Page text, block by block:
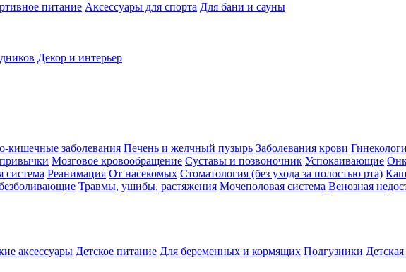
питание Аксессуары для спорта Для бани и сауны
Декор и интерьер
кишечные заболевания Печень и желчный пузырь Заболевания крови
Мозговое кровообращение Суставы и позвоночник Успокаивающие
система Реанимация От насекомых Стоматология (без ухода за полостью рта)
Травмы, ушибы, растяжения Мочеполовая система Венозная
аксессуары Детское питание Для беременных и кормящих Подгузники